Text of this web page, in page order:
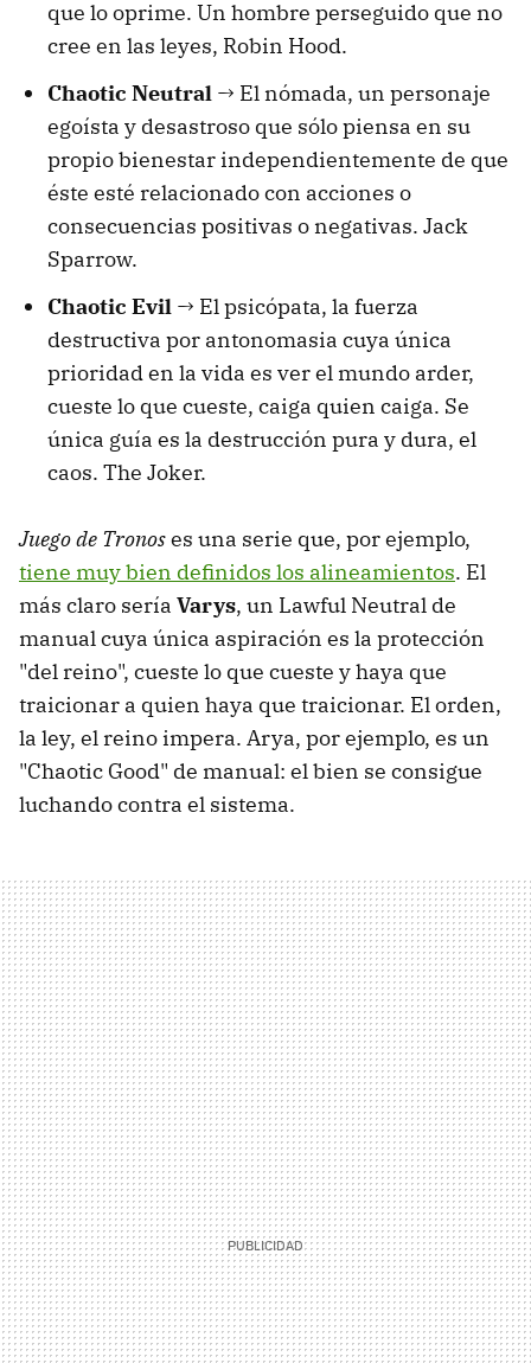
que lo oprime. Un hombre perseguido que no
cree en las leyes, Robin Hood.
Chaotic Neutral → El nómada, un personaje
egoísta y desastroso que sólo piensa en su
propio bienestar independientemente de que
éste esté relacionado con acciones o
consecuencias positivas o negativas. Jack
Sparrow.
Chaotic Evil → El psicópata, la fuerza
destructiva por antonomasia cuya única
prioridad en la vida es ver el mundo arder,
cueste lo que cueste, caiga quien caiga. Se
única guía es la destrucción pura y dura, el
caos. The Joker.
Juego de Tronoses una serie que, por ejemplo,
tiene muy bien definidos los alineamientos. El
más claro sería Varys, un Lawful Neutral de
manual cuya única aspiración es la protección
"del reino", cueste lo que cueste y haya que
traicionar a quien haya que traicionar. El orden,
la ley, el reino impera. Arya, por ejemplo, es un
"Chaotic Good" de manual: el bien se consigue
luchando contra el sistema.